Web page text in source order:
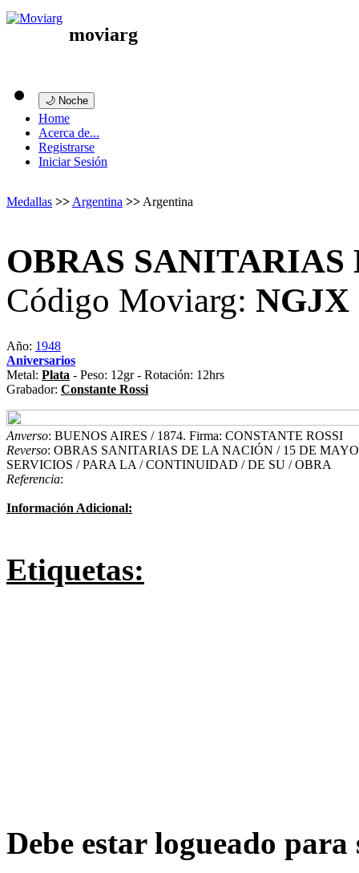
moviarg
🌙 Noche
Home
Acerca de...
Registrarse
Iniciar Sesión
Medallas >> Argentina >> Argentina
OBRAS SANITARIAS
Código Moviarg: NGJX
Año: 1948
Aniversarios
Metal: Plata - Peso: 12gr - Rotación: 12hrs
Grabador: Constante Rossi
Anverso: BUENOS AIRES / 1874. Firma: CONSTANTE ROSSI
Reverso: OBRAS SANITARIAS DE LA NACIÓN / 15 DE
SERVICIOS / PARA LA / CONTINUIDAD / DE SU / OBRA
Referencia:
Información Adicional:
Etiquetas:
Debe estar logueado